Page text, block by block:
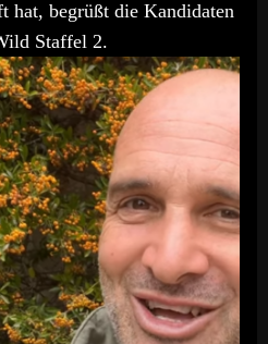
hat, begrüßt die Kandidaten
Staffel 2.